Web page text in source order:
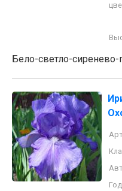
Бело-светло-сиренево-